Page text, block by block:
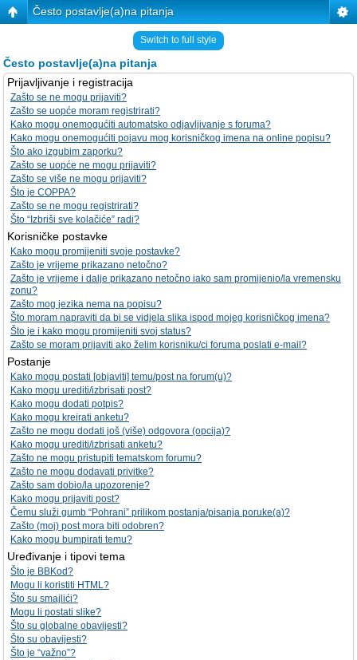
Često postavlje(a)na pitanja
Switch to full style
Često postavlje(a)na pitanja
Prijavljivanje i registracija
Zašto se ne mogu prijaviti?
Zašto se uopće moram registrirati?
Kako mogu onemogućiti automatsko odjavljivanje s foruma?
Kako mogu onemogućiti pojavu mog korisničkog imena na online popisu?
Što ako izgubim zaporku?
Zašto se uopće ne mogu prijaviti?
Zašto se više ne mogu prijaviti?
Što je COPPA?
Zašto se ne mogu registrirati?
Što “Izbriši sve kolačiće” radi?
Korisničke postavke
Kako mogu promijeniti svoje postavke?
Zašto je vrijeme prikazano netočno?
Zašto je vrijeme i dalje prikazano netočno iako sam promijenio/la vremensku
zonu?
Zašto mog jezika nema na popisu?
Što moram napraviti da bi se vidjela slika ispod mojeg korisničkog imena?
Što je i kako mogu promijeniti svoj status?
Zašto se moram prijaviti ako želim korisniku/ci foruma poslati e-mail?
Postanje
Kako mogu postati [objaviti] temu/post na forum(u)?
Kako mogu urediti/izbrisati post?
Kako mogu dodati potpis?
Kako mogu kreirati anketu?
Zašto ne mogu dodati još (više) odgovora (opcija)?
Kako mogu urediti/izbrisati anketu?
Zašto ne mogu pristupiti tematskom forumu?
Zašto ne mogu dodavati privitke?
Zašto sam dobio/la upozorenje?
Kako mogu prijaviti post?
Čemu služi gumb “Pohrani” prilikom postanja/pisanja poruke(a)?
Zašto (moj) post mora biti odobren?
Kako mogu bumpirati temu?
Uređivanje i tipovi tema
Što je BBKod?
Mogu li koristiti HTML?
Što su smajlići?
Mogu li postati slike?
Što su globalne obavijesti?
Što su obavijesti?
Što je “važno”?